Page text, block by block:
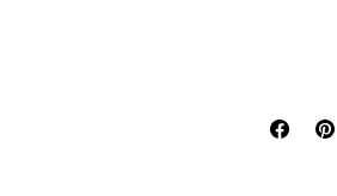
איסוף עצמי בתיאום מראש מהמסעדה בכתובת דיזינגוף 145, תל